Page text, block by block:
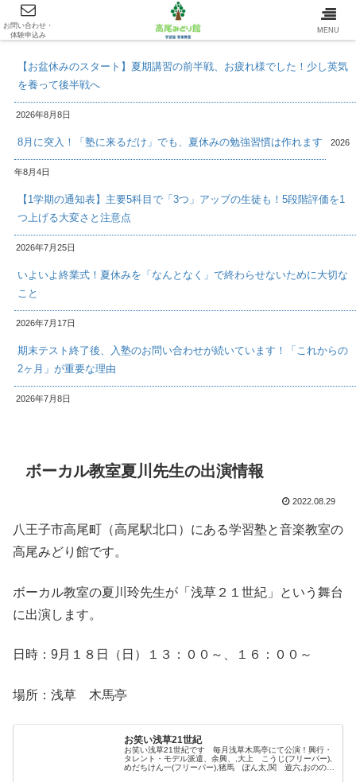
最新情報/INFOMATION
【お盆休みのスタート】夏期講習の前半戦、お疲れ様でした！少し英気
を養って後半戦へ
2026年8月8日
8月に突入！「塾に来るだけ」でも、夏休みの勉強習慣は作れます 2026
年8月4日
【1学期の通知表】主要5科目で「3つ」アップの生徒も！5段階評価を1
つ上げる大変さと注意点
2026年7月25日
いよいよ終業式！夏休みを「なんとなく」で終わらせないために大切な
こと
2026年7月17日
期末テスト終了後、入塾のお問い合わせが続いています！「これからの
2ヶ月」が重要な理由
2026年7月8日
ボーカル教室夏川先生の出演情報
2022.08.29
八王子市高尾町（高尾駅北口）にある学習塾と音楽教室の
高尾みどり館です。
ボーカル教室の夏川玲先生が「浅草２１世紀」という舞台
に出演します。
日時：9月１８日（日）１３：００～、１６：００～
場所：浅草 木馬亭
お笑い浅草21世紀
お笑い浅草21世紀です 毎月浅草木馬亭にて公演！興行・
タレント・モデル派遣、余興、,大上 こうじ(フリーパー),
めだちけん一(フリーパー),猪馬 ぽん太,関 遊六,おのの
お問い合わせ・
体験申込み
MENU